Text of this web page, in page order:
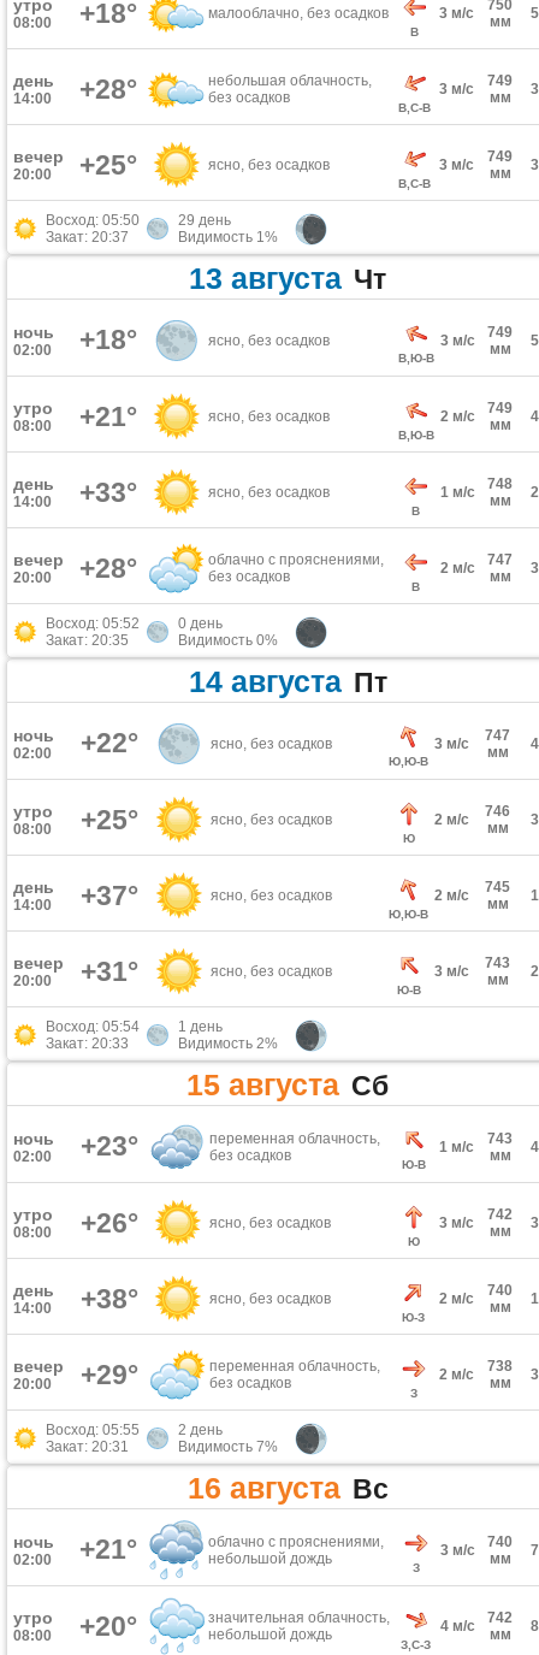
утро
08:00 +18° малооблачно, без осадков
В
3 м/с
750
мм
день
14:00 +28°
небольшая облачность,
без осадков
В,С-В
3 м/с
749
мм
вечер
20:00 +25° ясно, без осадков
В,С-В
3 м/с
749
мм
Восход: 05:50
Закат: 20:37
29 день
Видимость 1%
13 августа Чт
ночь
02:00 +18° ясно, без осадков
В,Ю-В
3 м/с
749
мм
утро
08:00 +21° ясно, без осадков
В,Ю-В
2 м/с
749
мм
день
14:00 +33° ясно, без осадков
В
1 м/с
748
мм
вечер
20:00 +28°
облачно с прояснениями,
без осадков
В
2 м/с
747
мм
Восход: 05:52
Закат: 20:35
0 день
Видимость 0%
14 августа Пт
ночь
02:00 +22° ясно, без осадков
Ю,Ю-В
3 м/с
747
мм
утро
08:00 +25° ясно, без осадков
Ю
2 м/с
746
мм
день
14:00 +37° ясно, без осадков
Ю,Ю-В
2 м/с
745
мм
вечер
20:00 +31° ясно, без осадков
Ю-В
3 м/с
743
мм
Восход: 05:54
Закат: 20:33
1 день
Видимость 2%
15 августа Сб
ночь
02:00 +23°
переменная облачность,
без осадков
Ю-В
1 м/с
743
мм
утро
08:00 +26° ясно, без осадков
Ю
3 м/с
742
мм
день
14:00 +38° ясно, без осадков
Ю-З
2 м/с
740
мм
вечер
20:00 +29°
переменная облачность,
без осадков
З
2 м/с
738
мм
Восход: 05:55
Закат: 20:31
2 день
Видимость 7%
16 августа Вс
ночь
02:00 +21°
облачно с прояснениями,
небольшой дождь
З
3 м/с
740
мм
утро
08:00 +20°
значительная облачность,
небольшой дождь
З,С-З
4 м/с
742
мм